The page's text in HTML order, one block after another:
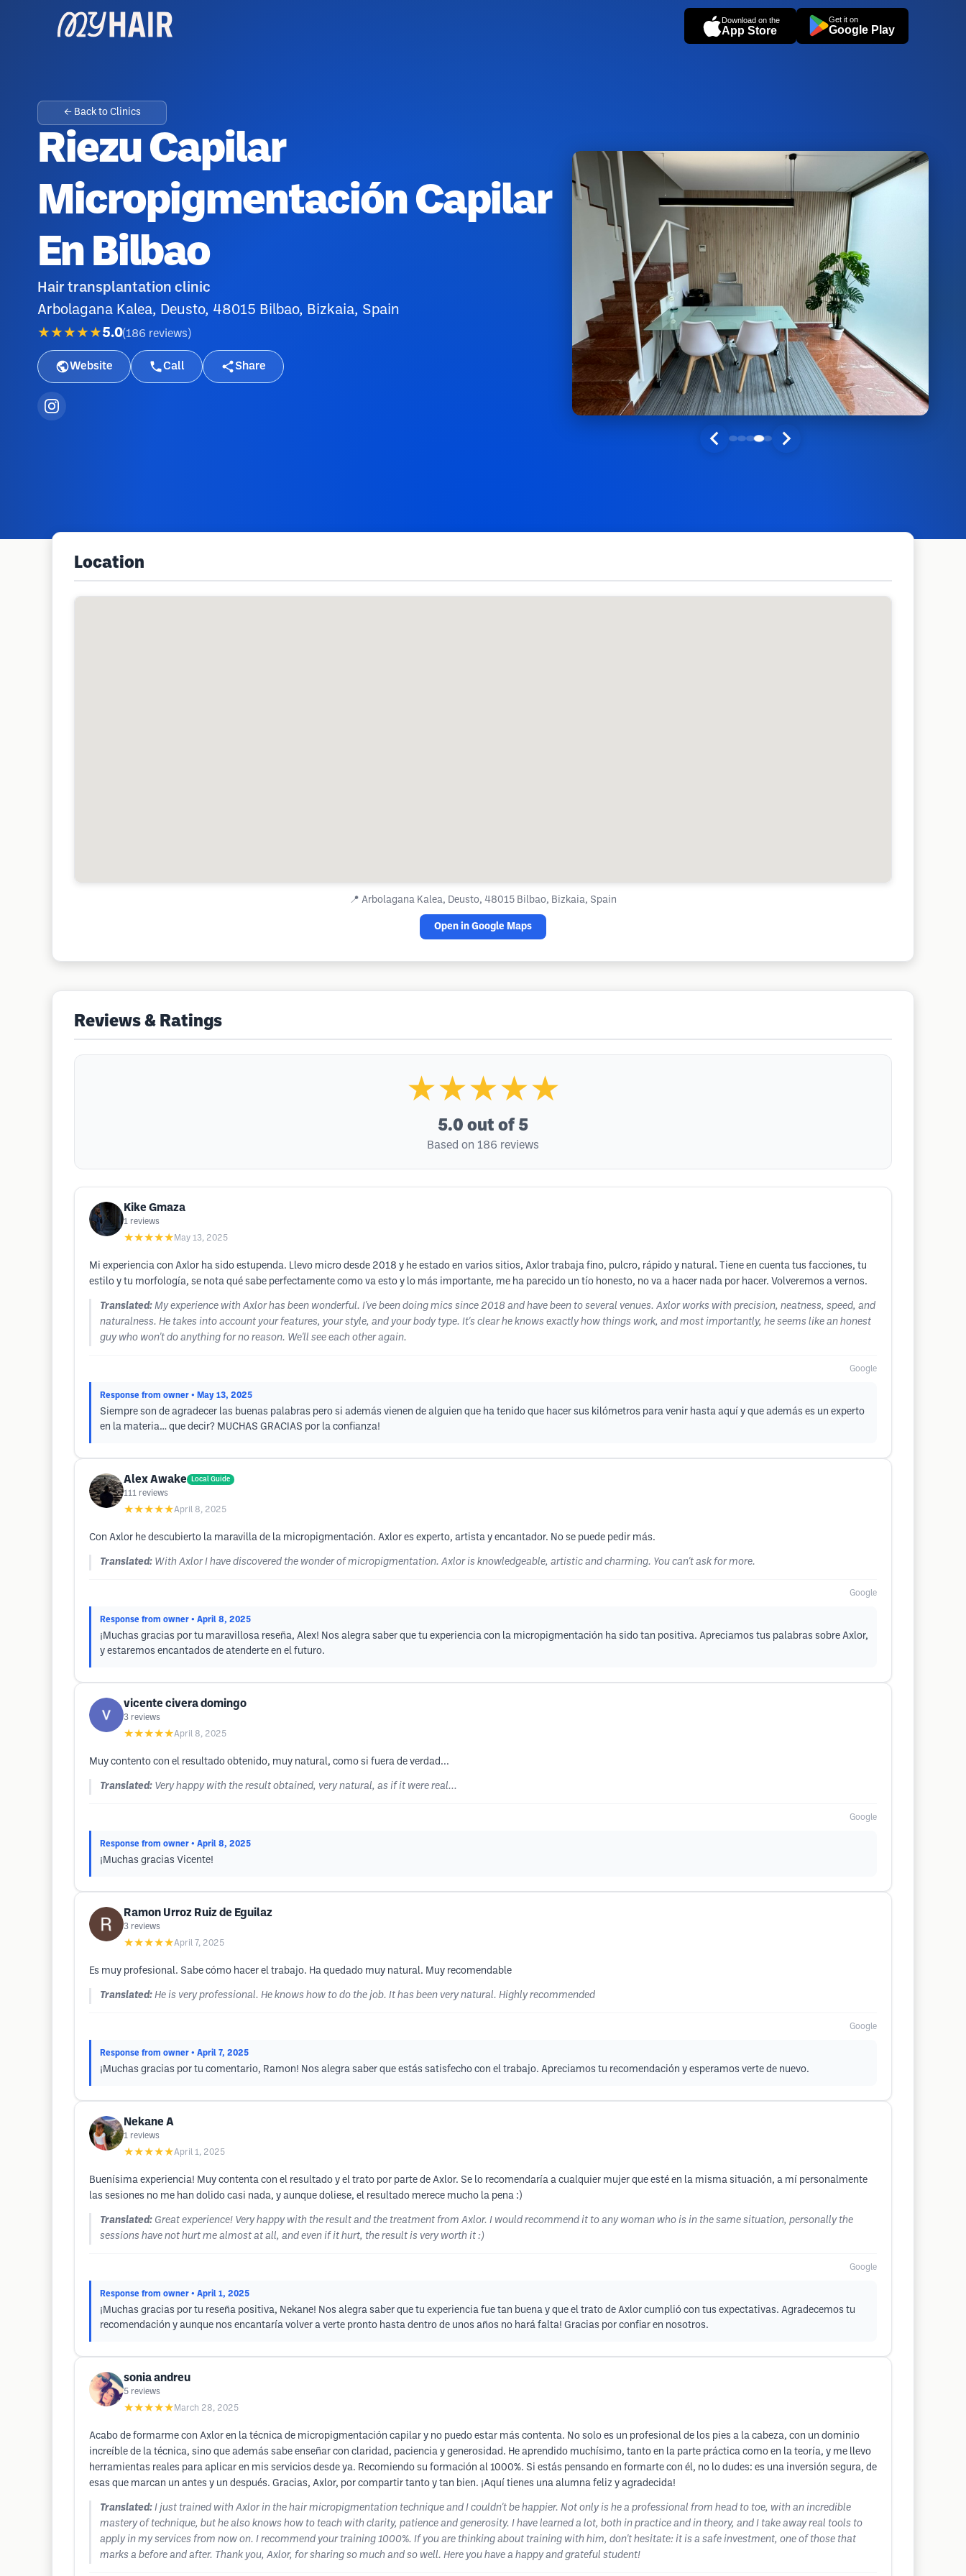
Download on the
App Store
Get it on
Google Play
← Back to Clinics
Riezu Capilar
Micropigmentación Capilar
En Bilbao
Hair transplantation clinic
Arbolagana Kalea, Deusto, 48015 Bilbao, Bizkaia, Spain
★★★★★5.0(186 reviews )
Website Call Share
Location
📍 Arbolagana Kalea, Deusto, 48015 Bilbao, Bizkaia, Spain
Open in Google Maps
Reviews & Ratings
★★★★★
5.0 out of 5
Based on 186 reviews
Kike Gmaza
1 reviews
★★★★★ May 13, 2025
Mi experiencia con Axlor ha sido estupenda. Llevo micro desde 2018 y he estado en varios sitios, Axlor trabaja fino, pulcro, rápido y natural. Tiene en cuenta tus facciones, tu
estilo y tu morfología, se nota qué sabe perfectamente como va esto y lo más importante, me ha parecido un tío honesto, no va a hacer nada por hacer. Volveremos a vernos.
Translated: My experience with Axlor has been wonderful. I've been doing mics since 2018 and have been to several venues. Axlor works with precision, neatness, speed, and
naturalness. He takes into account your features, your style, and your body type. It's clear he knows exactly how things work, and most importantly, he seems like an honest
guy who won't do anything for no reason. We'll see each other again.
Google
Response from owner • May 13, 2025
Siempre son de agradecer las buenas palabras pero si además vienen de alguien que ha tenido que hacer sus kilómetros para venir hasta aquí y que además es un experto
en la materia… que decir? MUCHAS GRACIAS por la confianza!
Alex Awake Local Guide
111 reviews
★★★★★April 8, 2025
Con Axlor he descubierto la maravilla de la micropigmentación. Axlor es experto, artista y encantador. No se puede pedir más.
Translated: With Axlor I have discovered the wonder of micropigmentation. Axlor is knowledgeable, artistic and charming. You can't ask for more.
Google
Response from owner • April 8, 2025
¡Muchas gracias por tu maravillosa reseña, Alex! Nos alegra saber que tu experiencia con la micropigmentación ha sido tan positiva. Apreciamos tus palabras sobre Axlor,
y estaremos encantados de atenderte en el futuro.
vicente civera domingo
3 reviews
★★★★★April 8, 2025
Muy contento con el resultado obtenido, muy natural, como si fuera de verdad...
Translated: Very happy with the result obtained, very natural, as if it were real...
Google
Response from owner • April 8, 2025
¡Muchas gracias Vicente!
Ramon Urroz Ruiz de Eguilaz
3 reviews
★★★★★April 7, 2025
Es muy profesional. Sabe cómo hacer el trabajo. Ha quedado muy natural. Muy recomendable
Translated: He is very professional. He knows how to do the job. It has been very natural. Highly recommended
Google
Response from owner • April 7, 2025
¡Muchas gracias por tu comentario, Ramon! Nos alegra saber que estás satisfecho con el trabajo. Apreciamos tu recomendación y esperamos verte de nuevo.
Nekane A
1 reviews
★★★★★April 1, 2025
Buenísima experiencia! Muy contenta con el resultado y el trato por parte de Axlor. Se lo recomendaría a cualquier mujer que esté en la misma situación, a mí personalmente
las sesiones no me han dolido casi nada, y aunque doliese, el resultado merece mucho la pena :)
Translated: Great experience! Very happy with the result and the treatment from Axlor. I would recommend it to any woman who is in the same situation, personally the
sessions have not hurt me almost at all, and even if it hurt, the result is very worth it :)
Google
Response from owner • April 1, 2025
¡Muchas gracias por tu reseña positiva, Nekane! Nos alegra saber que tu experiencia fue tan buena y que el trato de Axlor cumplió con tus expectativas. Agradecemos tu
recomendación y aunque nos encantaría volver a verte pronto hasta dentro de unos años no hará falta! Gracias por confiar en nosotros.
sonia andreu
5 reviews
★★★★★ March 28, 2025
Acabo de formarme con Axlor en la técnica de micropigmentación capilar y no puedo estar más contenta. No solo es un profesional de los pies a la cabeza, con un dominio
increíble de la técnica, sino que además sabe enseñar con claridad, paciencia y generosidad. He aprendido muchísimo, tanto en la parte práctica como en la teoría, y me llevo
herramientas reales para aplicar en mis servicios desde ya. Recomiendo su formación al 1000%. Si estás pensando en formarte con él, no lo dudes: es una inversión segura, de
esas que marcan un antes y un después. Gracias, Axlor, por compartir tanto y tan bien. ¡Aquí tienes una alumna feliz y agradecida!
Translated: I just trained with Axlor in the hair micropigmentation technique and I couldn't be happier. Not only is he a professional from head to toe, with an incredible
mastery of technique, but he also knows how to teach with clarity, patience and generosity. I have learned a lot, both in practice and in theory, and I take away real tools to
apply in my services from now on. I recommend your training 1000%. If you are thinking about training with him, don't hesitate: it is a safe investment, one of those that
marks a before and after. Thank you, Axlor, for sharing so much and so well. Here you have a happy and grateful student!